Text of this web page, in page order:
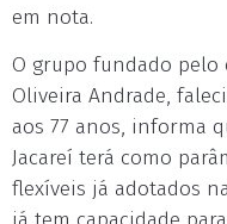
em nota.
O grupo fundado pelo
Oliveira Andrade,
aos 77 anos, informa
Jacareí terá como
flexíveis já adotados